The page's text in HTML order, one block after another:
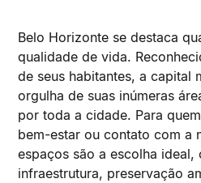
Belo Horizonte se destaca
qualidade de vida.
de seus habitantes, a capital
orgulha de suas inúmeras
por toda a cidade. Para
bem-estar ou contato com a
espaços são a escolha ideal,
infraestrutura, preservação